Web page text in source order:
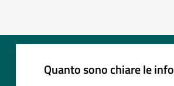
Quanto sono chiare le